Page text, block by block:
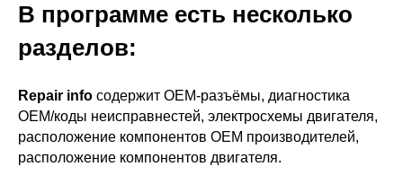
В программе есть несколько
разделов:
Repair info содержит OEM-разъёмы, диагностика
OEM/коды неисправнестей, электросхемы двигателя,
расположение компонентов OEM производителей,
расположение компонентов двигателя.